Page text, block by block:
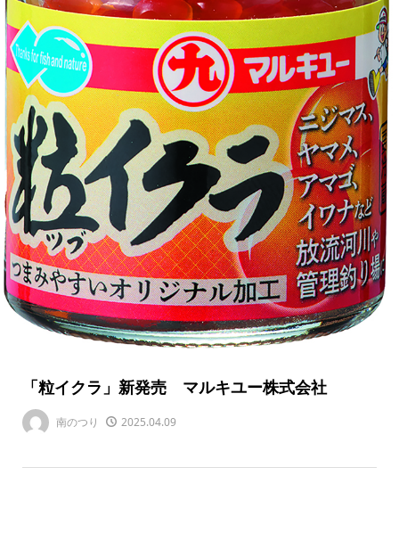
「粒イクラ」新発売 マルキユー株式会社
南のつり 2025.04.09